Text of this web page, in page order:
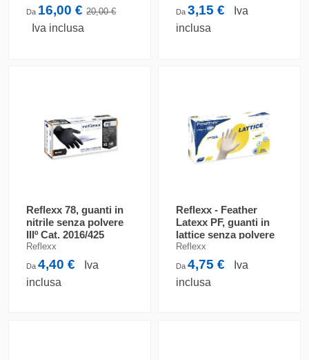
Da 16,00 €20,00 €
Iva inclusa
Da3,15 €
Iva
inclusa
Reflexx 78, guanti in
nitrile senza polvere
IIIº Cat. 2016/425
Reflexx
Da4,40 €
Iva
inclusa
Reflexx - Feather
Latexx PF, guanti in
lattice senza polvere
Iº Cat. 2016/425
Reflexx
Da4,75 €
Iva
inclusa